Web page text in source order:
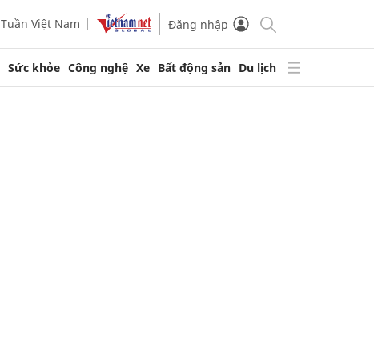
Tuần Việt Nam Đăng nhập
Sức khỏe Công nghệ Xe Bất động sản Du lịch